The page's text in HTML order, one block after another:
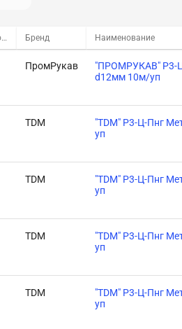
Код производителя Бренд Наименование
ПромРукав
"ПРОМРУКАВ" Р3-
d12мм 10м/уп
TDM
"TDM" Р3-Ц-Пнг
уп
TDM
"TDM" Р3-Ц-Пнг
уп
TDM
"TDM" Р3-Ц-Пнг
уп
TDM
"TDM" Р3-Ц-Пнг
уп